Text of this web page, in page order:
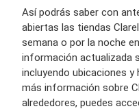
Así podrás saber con
abiertas las tiendas
semana o por la noche
información actualizada
incluyendo ubicaciones
más información sobre
alrededores, puedes